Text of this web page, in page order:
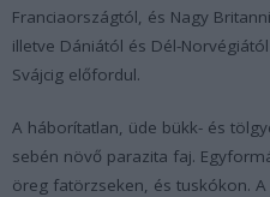
Franciaországtól, és Nagy
illetve Dániától és Dél-
Svájcig előfordul.
A háborítatlan, üde bükk- és
sebén növő parazita faj.
öreg fatörzseken, és tuskókon.